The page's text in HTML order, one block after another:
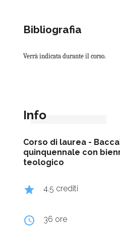
Bibliografia
Verrà indicata durante il corso.
Info
Corso di laurea -
quinquennale con
teologico
grade 4.5 crediti
query_builder 36 ore